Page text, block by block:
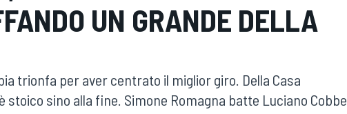
WEC
UN GRANDE DELLA
trionfa per aver centrato il miglior giro. Della Casa
stoico sino alla fine. Simone Romagna batte Luciano Cobbe